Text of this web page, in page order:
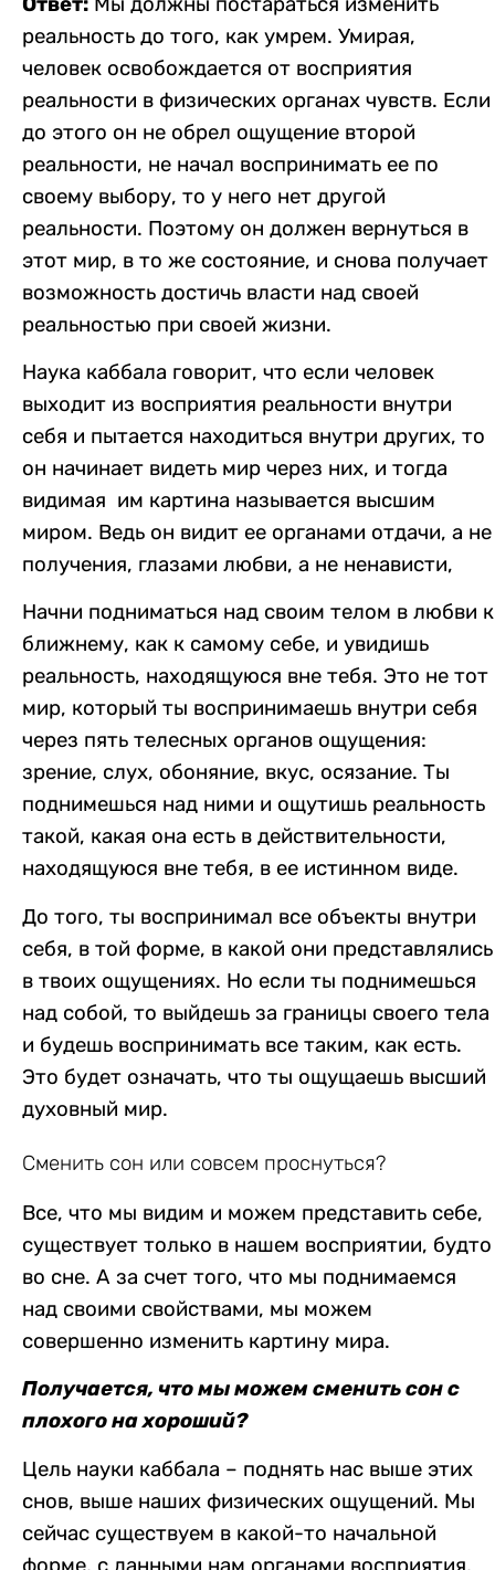
реальность до того, как умрем. Умирая,
человек освобождается от восприятия
реальности в физических органах чувств. Если
до этого он не обрел ощущение второй
реальности, не начал воспринимать ее по
своему выбору, то у него нет другой
реальности. Поэтому он должен вернуться в
этот мир, в то же состояние, и снова получает
возможность достичь власти над своей
реальностью при своей жизни.
Наука каббала говорит, что если человек
выходит из восприятия реальности внутри
себя и пытается находиться внутри других, то
он начинает видеть мир через них, и тогда
видимая им картина называется высшим
миром. Ведь он видит ее органами отдачи, а не
получения, глазами любви, а не ненависти,
Начни подниматься над своим телом в любви к
ближнему, как к самому себе, и увидишь
реальность, находящуюся вне тебя. Это не тот
мир, который ты воспринимаешь внутри себя
через пять телесных органов ощущения:
зрение, слух, обоняние, вкус, осязание. Ты
поднимешься над ними и ощутишь реальность
такой, какая она есть в действительности,
находящуюся вне тебя, в ее истинном виде.
До того, ты воспринимал все объекты внутри
себя, в той форме, в какой они представлялись
в твоих ощущениях. Но если ты поднимешься
над собой, то выйдешь за границы своего тела
и будешь воспринимать все таким, как есть.
Это будет означать, что ты ощущаешь высший
духовный мир.
Сменить сон или совсем проснуться?
Все, что мы видим и можем представить себе,
существует только в нашем восприятии, будто
во сне. А за счет того, что мы поднимаемся
над своими свойствами, мы можем
совершенно изменить картину мира.
Получается, что мы можем сменить сон с
плохого на хороший?
Цель науки каббала – поднять нас выше этих
снов, выше наших физических ощущений. Мы
сейчас существуем в какой-то начальной